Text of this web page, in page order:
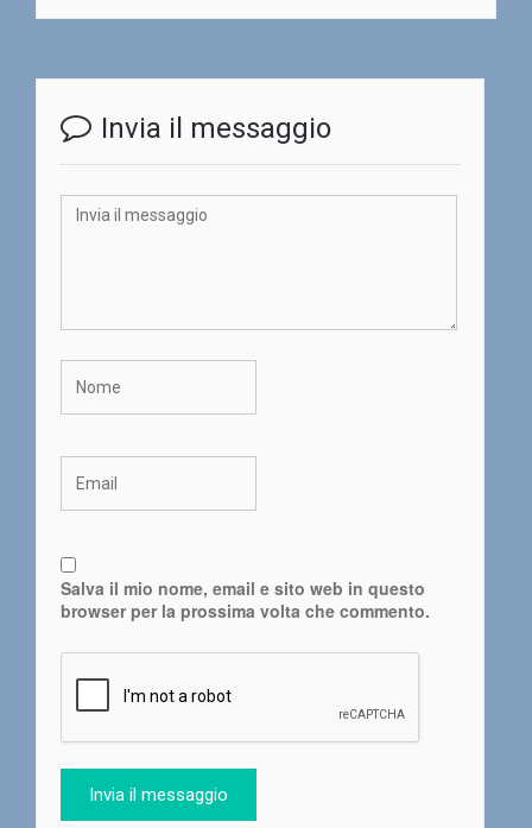
Invia il messaggio
Salva il mio nome, email e sito web in questo
browser per la prossima volta che commento.